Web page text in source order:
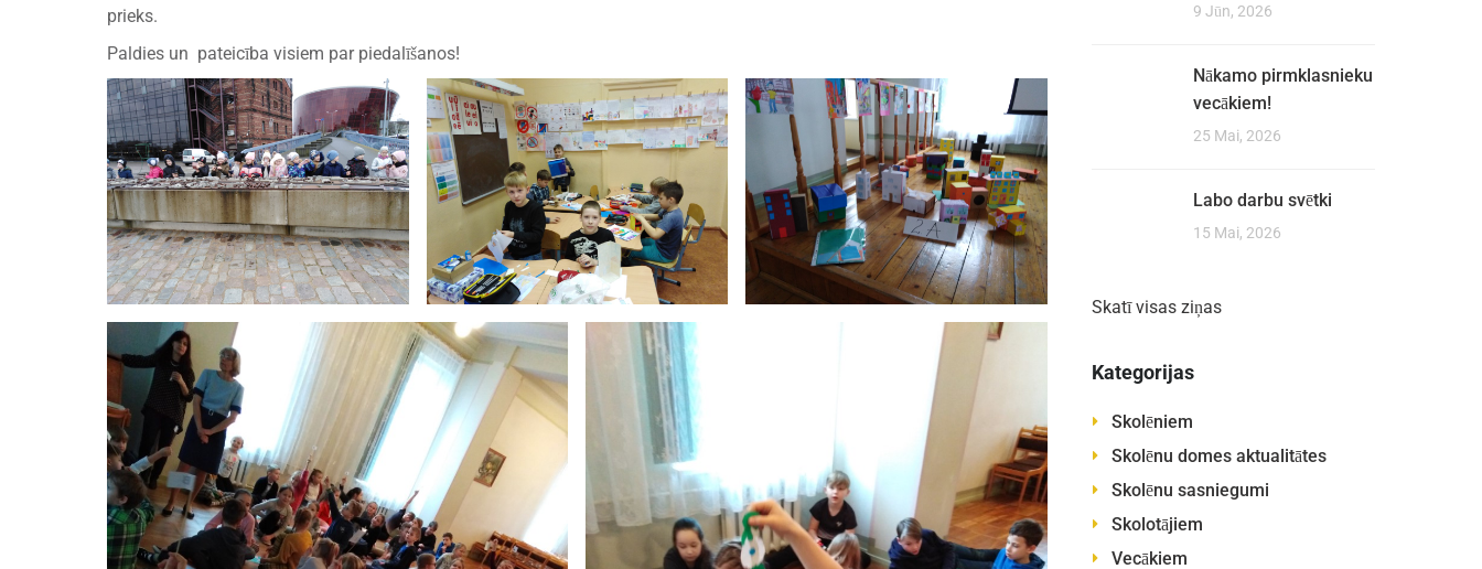
prieks.
Paldies un pateicība visiem par piedalīšanos!
9 Jūn, 2026
Nākamo pirmklasnieku
vecākiem!
25 Mai, 2026
Labo darbu svētki
15 Mai, 2026
Skatī visas ziņas
Kategorijas
Skolēniem
Skolēnu domes aktualitātes
Skolēnu sasniegumi
Skolotājiem
Vecākiem